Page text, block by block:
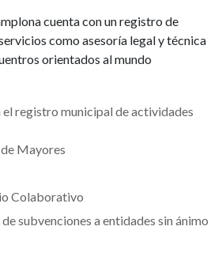
cuenta con un registro de
como asesoría legal y técnica
orientados al mundo
el registro municipal de actividades
Mayores
Colaborativo
subvenciones a entidades sin ánimo